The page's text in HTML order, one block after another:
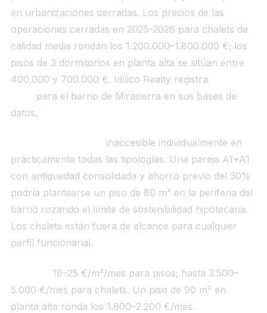
en urbanizaciones cerradas. Los precios de las
operaciones cerradas en 2025-2026 para chalets de
calidad media rondan los 1.200.000–1.800.000 €; los
pisos de 3 dormitorios en planta alta se sitúan entre
400.000 y 700.000 €. Idílico Realty registra
para el barrio de Mirasierra en sus bases de
datos.
inaccesible individualmente en
prácticamente todas las tipologías. Una pareja A1+A1
con antigüedad consolidada y ahorro previo del 30%
podría plantearse un piso de 80 m² en la periferia del
barrio rozando el límite de sostenibilidad hipotecaria.
Los chalets están fuera de alcance para cualquier
perfil funcionarial.
18–25 €/m²/mes para pisos; hasta 3.500–
5.000 €/mes para chalets. Un piso de 90 m² en
planta alta ronda los 1.800–2.200 €/mes.